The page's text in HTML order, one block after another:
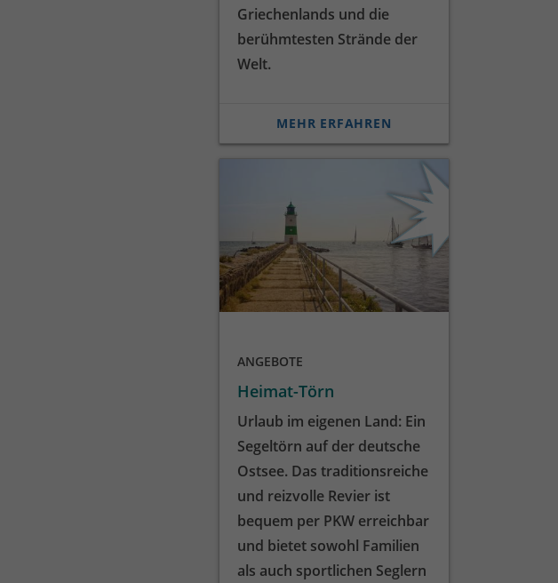
Griechenlands und die
berühmtesten Strände der
Welt.
MEHR ERFAHREN
ANGEBOTE
Heimat-Törn
Urlaub im eigenen Land: Ein
Segeltörn auf der deutsche
Ostsee. Das traditionsreiche
und reizvolle Revier ist
bequem per PKW erreichbar
und bietet sowohl Familien
als auch sportlichen Seglern